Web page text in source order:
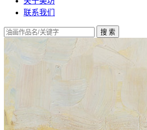
联系我们